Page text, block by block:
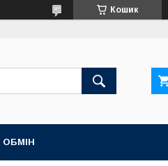
Кошик